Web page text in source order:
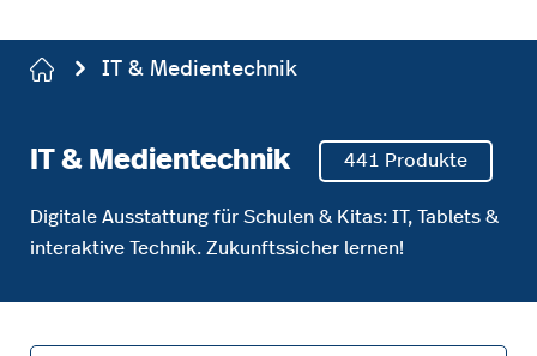
IT & Medientechnik
IT & Medientechnik 441 Produkte
Digitale Ausstattung für Schulen & Kitas: IT, Tablets &
interaktive Technik. Zukunftssicher lernen!